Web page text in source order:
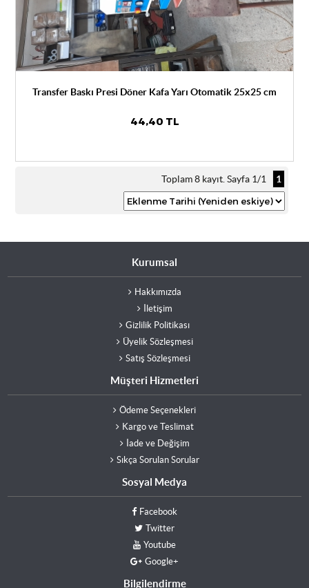
Transfer Baskı Presi Döner Kafa Yarı Otomatik 25x25 cm
44,40 TL
Toplam 8 kayıt. Sayfa 1/1 1
Kurumsal
Hakkımızda
İletişim
Gizlilik Politikası
Üyelik Sözleşmesi
Satış Sözleşmesi
Müşteri Hizmetleri
Ödeme Seçenekleri
Kargo ve Teslimat
İade ve Değişim
Sıkça Sorulan Sorular
Sosyal Medya
Facebook
Twitter
Youtube
Google+
Bilgilendirme